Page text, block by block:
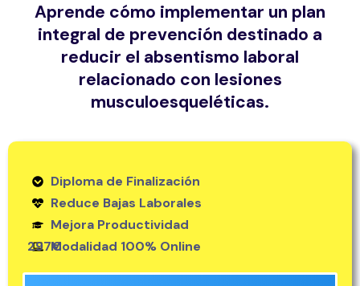
Aprende cómo implementar un plan
integral de prevención destinado a
reducir el absentismo laboral
relacionado con lesiones
musculoesqueléticas.
Diploma de Finalización
Reduce Bajas Laborales
Mejora Productividad
Modalidad 100% Online
297€